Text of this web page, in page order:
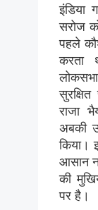
इंडिया
सरोज
पहले
करता
राजा
अबकी
किया।
आसान
की
पर है।